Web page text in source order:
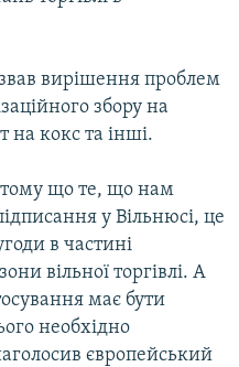
вирішення проблем
збору на
на кокс та інші.
тому що те, що нам
у Вільнюсі, це
в частині
вільної торгівлі. А
має бути
необхідно
європейський